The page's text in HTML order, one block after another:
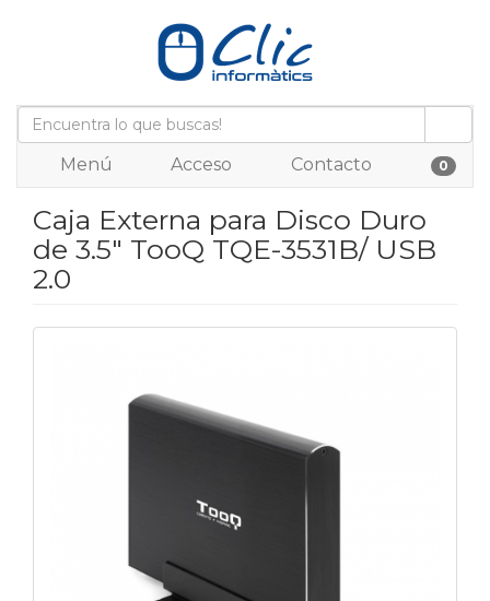
Menú Acceso Contacto 0
Caja Externa para Disco Duro
de 3.5" TooQ TQE-3531B/ USB
2.0